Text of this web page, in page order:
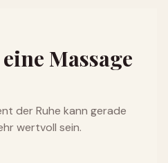
Massage
der Ruhe kann gerade
wertvoll sein.